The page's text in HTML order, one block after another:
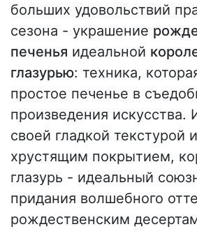
больших удовольствий
сезона - украшение
печенья идеальной
глазурью: техника,
простое печенье в
произведения искусства.
своей гладкой текстурой
хрустящим покрытием,
глазурь - идеальный
придания волшебного
рождественским